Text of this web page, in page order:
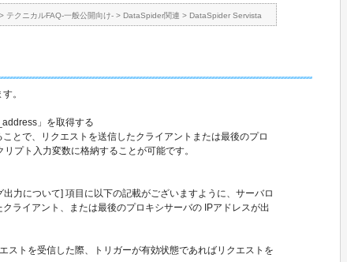
> テクニカルFAQ-一般公開向け-> DataSpider関連 > DataSpider Servista
。
」を取得する
とで、リクエストを送信したクライアントまたは最後のプロ
プト入力変数に格納することが可能です。
力について] 項目に以下の記載がございますように、サーバロ
ライアント、または最後のプロキシサーバの IPアドレスが出
ストを受信した際、トリガーが有効状態であればリクエストを